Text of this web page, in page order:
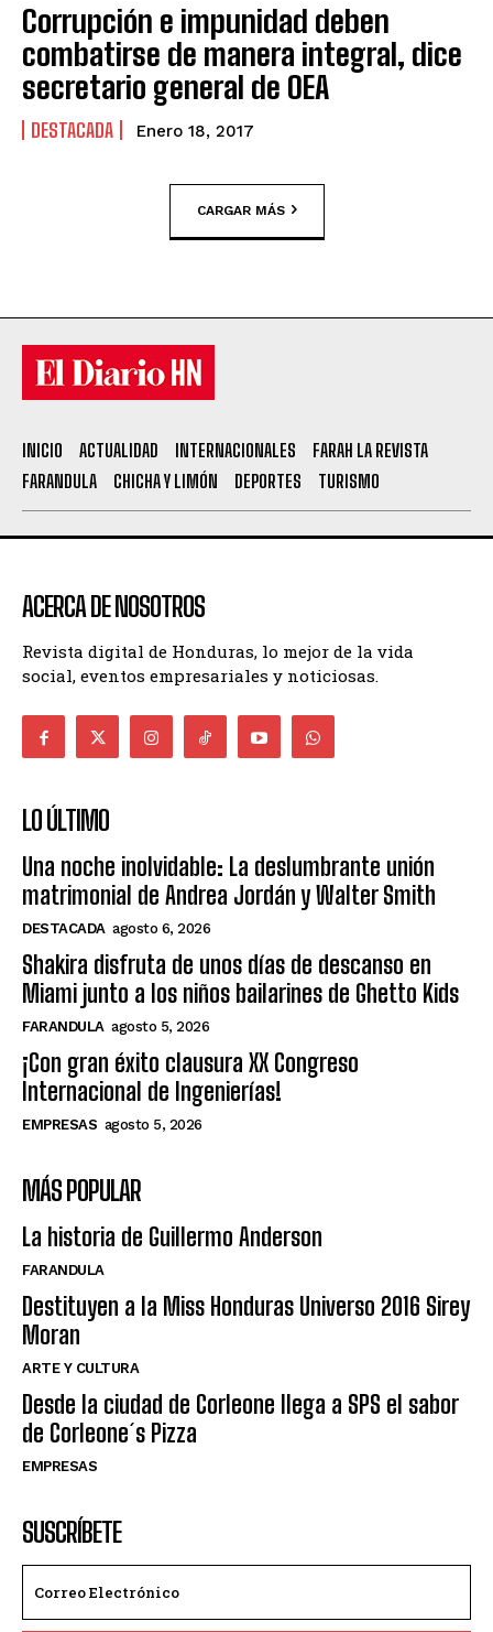
Corrupción e impunidad deben
combatirse de manera integral, dice
secretario general de OEA
DESTACADA Enero 18, 2017
CARGAR MÁS
INICIO ACTUALIDAD INTERNACIONALES
FARAH LA REVISTA
FARANDULA
CHICHA Y LIMÓN DEPORTES TURISMO
ACERCA DE NOSOTROS
Revista digital de Honduras, lo mejor de la vida
social, eventos empresariales y noticiosas.
LO ÚLTIMO
Una noche inolvidable: La deslumbrante unión
matrimonial de Andrea Jordán y Walter Smith
DESTACADA agosto 6, 2026
Shakira disfruta de unos días de descanso en
Miami junto a los niños bailarines de Ghetto Kids
FARANDULA agosto 5, 2026
¡Con gran éxito clausura XX Congreso
Internacional de Ingenierías!
EMPRESAS agosto 5, 2026
MÁS POPULAR
La historia de Guillermo Anderson
FARANDULA
Destituyen a la Miss Honduras Universo 2016 Sirey
Moran
ARTE Y CULTURA
Desde la ciudad de Corleone llega a SPS el sabor
de Corleone´s Pizza
EMPRESAS
SUSCRÍBETE